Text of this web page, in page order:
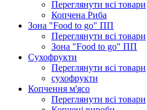
Переглянути всі товари
Копчена Риба
Зона "Food to go" ПП
Переглянути всі товари
Зона "Food to go" ПП
Сухофрукти
Переглянути всі товари
сухофрукти
Копчення м'ясо
Переглянути всі товари